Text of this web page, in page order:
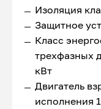
Изоляция
Защитное
Класс
трехфазных
кВт
Двигатель
исполнения